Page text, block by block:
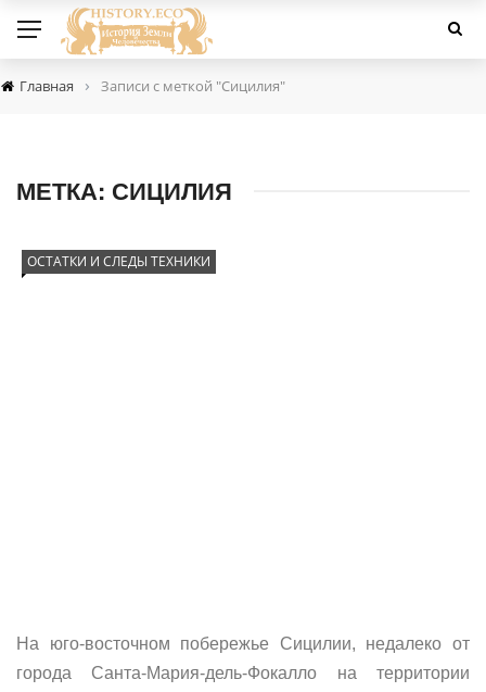
Главная › Записи с меткой "Сицилия"
МЕТКА: СИЦИЛИЯ
ОСТАТКИ И СЛЕДЫ ТЕХНИКИ
На юго-восточном побережье Сицилии, недалеко от
города Санта-Мария-дель-Фокалло на территории